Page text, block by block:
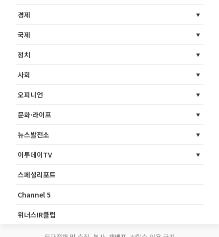
경제
국제
정치
사회
오피니언
문화·라이프
뉴스발전소
이투데이TV
스페셜리포트
Channel 5
위너스IR클럽